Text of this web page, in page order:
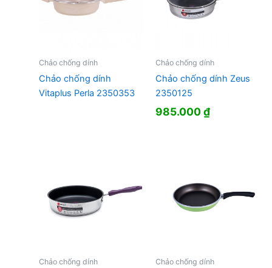
Chảo chống dính
Chảo chống dính
Vitaplus Perla 2350353
Chảo chống dính
Chảo chống dính Zeus
2350125
985.000₫
Chảo chống dính Chảo chống dính